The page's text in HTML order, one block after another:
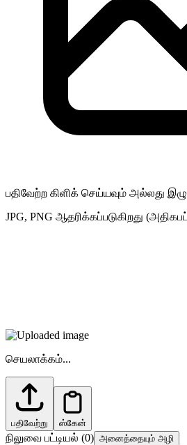
பதிவேற்ற கிளிக் செய்யவும் அல்லது
JPG, PNG ஆதரிக்கப்படுகிறது
செயலாக்கம்...
பதிவேற்று ஸ்கேன்
நிலுவை பட்டியல் (0) அனைத்தையும் அழி